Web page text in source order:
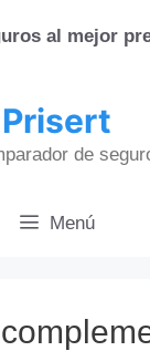
al mejor
Prisert
de
Menú